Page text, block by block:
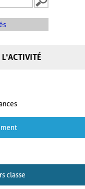
L'ACTIVITÉ
classe